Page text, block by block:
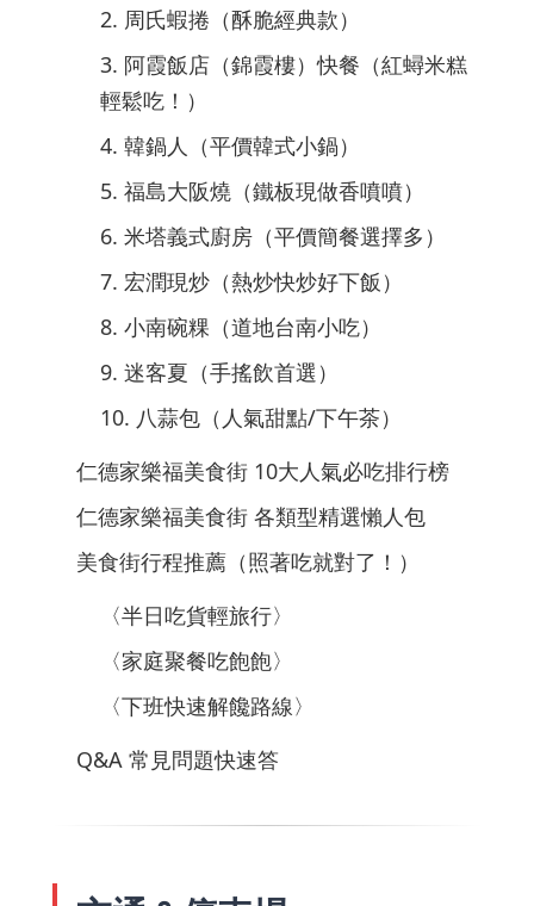
2. 周氏蝦捲（酥脆經典款）
3. 阿霞飯店（錦霞樓）快餐（紅蟳米糕
輕鬆吃！）
4. 韓鍋人（平價韓式小鍋）
5. 福島大阪燒（鐵板現做香噴噴）
6. 米塔義式廚房（平價簡餐選擇多）
7. 宏潤現炒（熱炒快炒好下飯）
8. 小南碗粿（道地台南小吃）
9. 迷客夏（手搖飲首選）
10. 八蒜包（人氣甜點/下午茶）
仁德家樂福美食街 10大人氣必吃排行榜
仁德家樂福美食街 各類型精選懶人包
美食街行程推薦（照著吃就對了！）
〈半日吃貨輕旅行〉
〈家庭聚餐吃飽飽〉
〈下班快速解饞路線〉
Q&A 常見問題快速答